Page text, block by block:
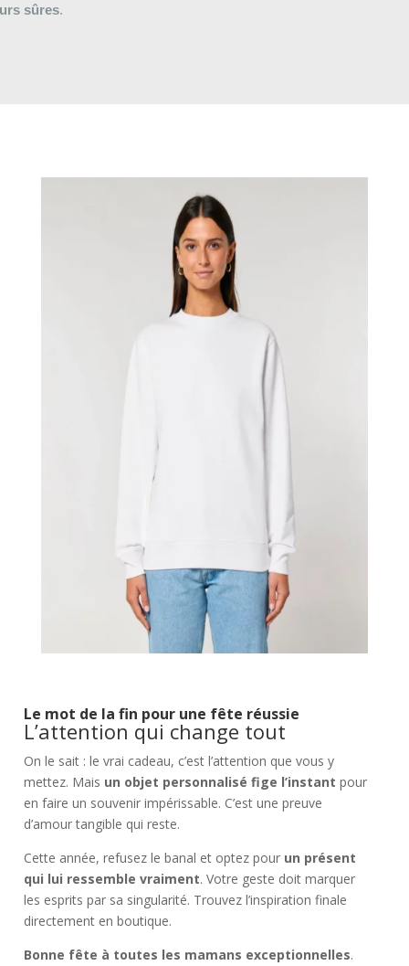
sûres.
Le mot de la fin pour une fête réussie
L’attention qui change tout
On le sait : le vrai cadeau, c’est l’attention que vous y
mettez. Mais un objet personnalisé fige l’instant pour
en faire un souvenir impérissable. C’est une preuve
d’amour tangible qui reste.
Cette année, refusez le banal et optez pour un présent
qui lui ressemble vraiment. Votre geste doit marquer
les esprits par sa singularité. Trouvez l’inspiration finale
directement en boutique.
Bonne fête à toutes les mamans exceptionnelles.